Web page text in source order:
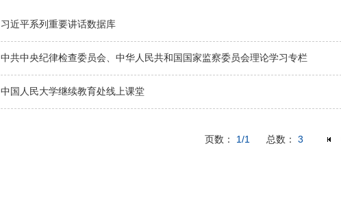
习近平系列重要讲话数据库
中共中央纪律检查委员会、中华人民共和国国家监察委员会理论学习专栏
中国人民大学继续教育处线上课堂
页数： 1/1 总数： 3